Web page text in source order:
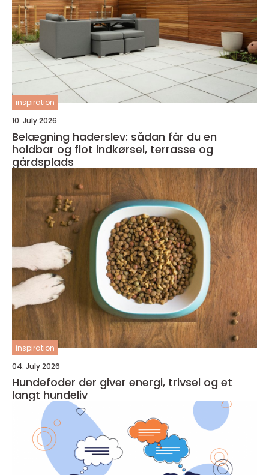
inspiration
10. July 2026
Belægning haderslev: sådan får du en
holdbar og flot indkørsel, terrasse og
gårdsplads
inspiration
04. July 2026
Hundefoder der giver energi, trivsel og et
langt hundeliv